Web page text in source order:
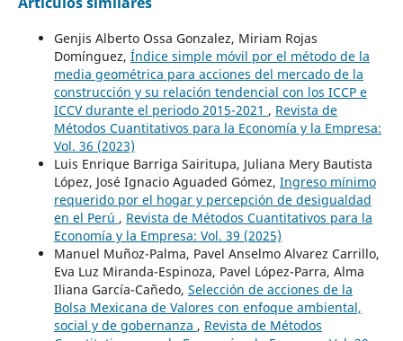
Genjis Alberto Ossa Gonzalez, Miriam Rojas
Domínguez, Índice simple móvil por el método de la
media geométrica para acciones del mercado de la
construcción y su relación tendencial con los ICCP e
ICCV durante el periodo 2015-2021 , Revista de
Métodos Cuantitativos para la Economía y la Empresa:
Vol. 36 (2023)
Luis Enrique Barriga Sairitupa, Juliana Mery Bautista
López, José Ignacio Aguaded Gómez, Ingreso mínimo
requerido por el hogar y percepción de desigualdad
en el Perú , Revista de Métodos Cuantitativos para la
Economía y la Empresa: Vol. 39 (2025)
Manuel Muñoz-Palma, Pavel Anselmo Alvarez Carrillo,
Eva Luz Miranda-Espinoza, Pavel López-Parra, Alma
Iliana García-Cañedo, Selección de acciones de la
Bolsa Mexicana de Valores con enfoque ambiental,
social y de gobernanza , Revista de Métodos